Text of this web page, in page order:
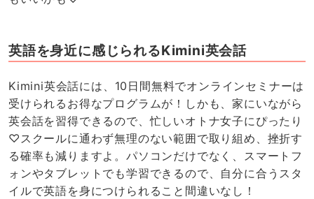
英語を身近に感じられるKimini英会話
Kimini英会話には、10日間無料でオンラインセミナーは
受けられるお得なプログラムが！しかも、家にいながら
英会話を習得できるので、忙しいオトナ女子にぴったり
♡スクールに通わず無理のない範囲で取り組め、挫折す
る確率も減りますよ。パソコンだけでなく、スマートフ
ォンやタブレットでも学習できるので、自分に合うスタ
イルで英語を身につけられること間違いなし！